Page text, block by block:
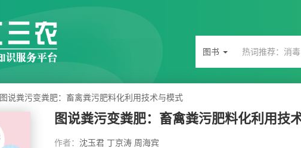
图书
图说粪污变粪肥：畜禽粪污肥料化利用技术与模式
图说粪污变粪肥：畜禽粪污肥料化利用技
作者： 沈玉君 丁京涛 周海宾